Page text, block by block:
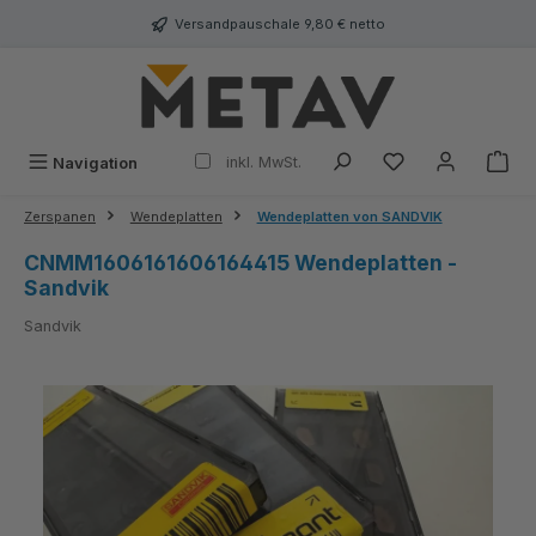
Versandpauschale 9,80 € netto
Navigation inkl. MwSt.
Zerspanen Wendeplatten Wendeplatten von SANDVIK
CNMM1606161606164415 Wendeplatten -
Sandvik
Sandvik
Bildergalerie überspringen